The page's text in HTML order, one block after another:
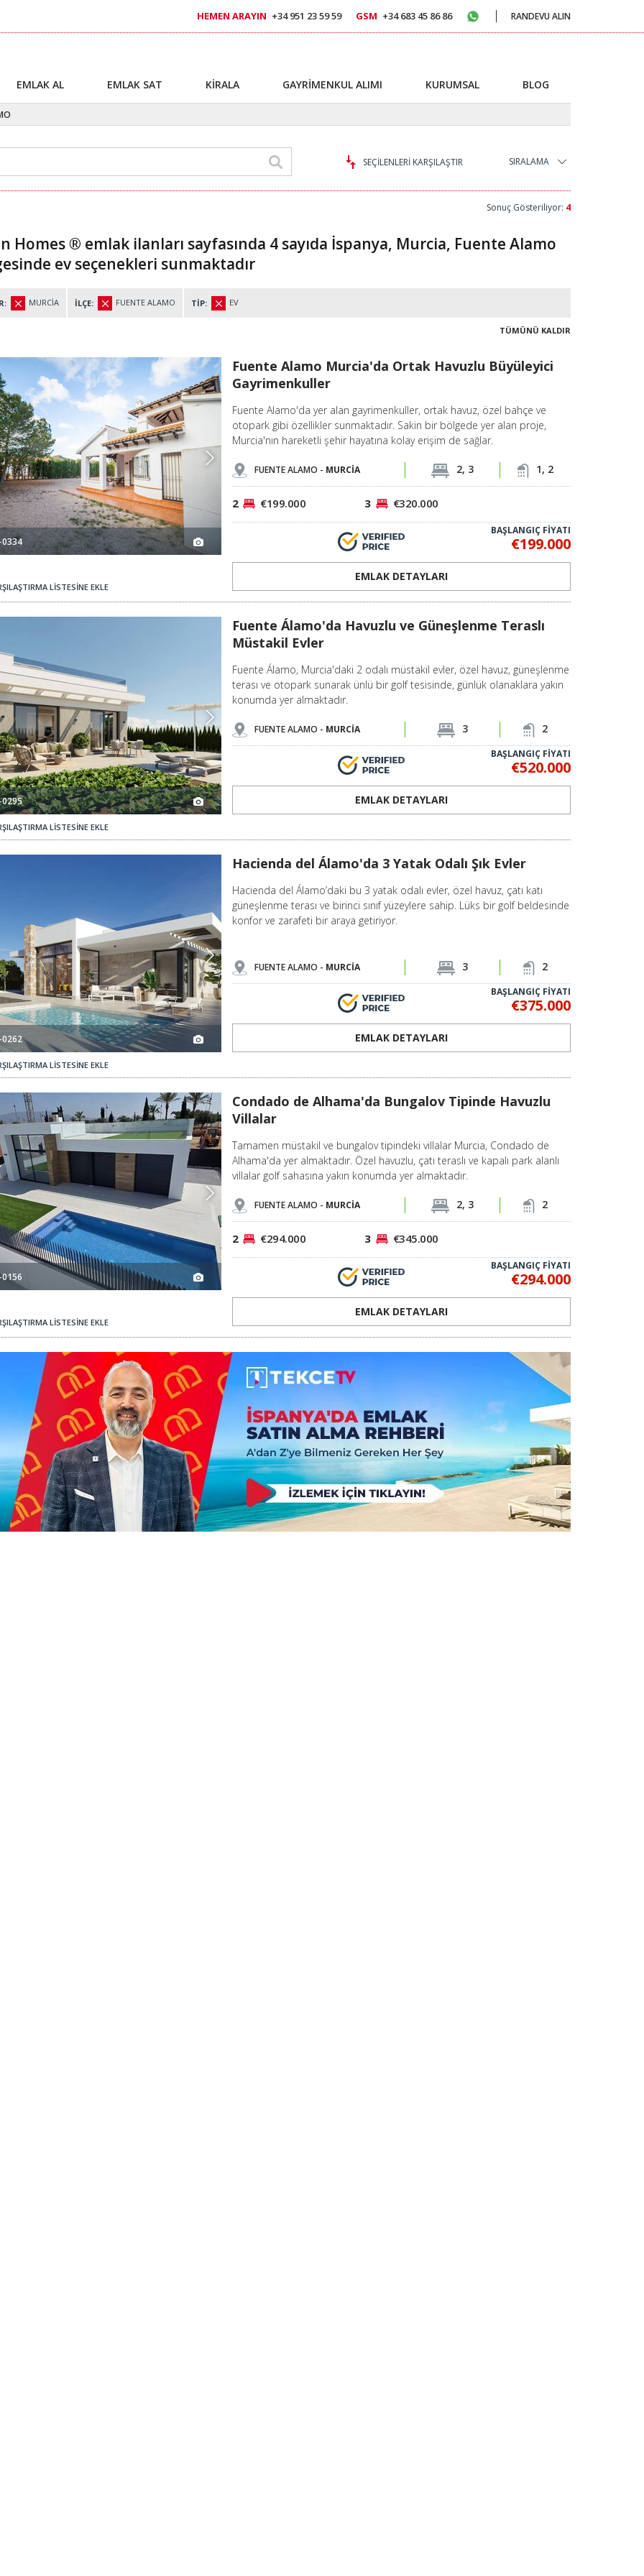
SEÇİLENLERİ KARŞILAŞTIR SIRALAMA
Sonuç Gösteriliyor: 4
Homes ® emlak ilanları sayfasında 4 sayıda İspanya, Murcia, Fuente Alamo
ev seçenekleri sunmaktadır
MURCİA İLÇE: FUENTE ALAMO TİP: EV
TÜMÜNÜ KALDIR
2
Fuente Alamo Murcia'da Ortak Havuzlu Büyüleyici Gayrimenkuller 3
0334
Fuente Alamo Murcia'da Ortak Havuzlu Büyüleyici
Gayrimenkuller
Fuente Alamo'da yer alan gayrimenkuller, ortak havuz, özel bahçe ve
otopark gibi özellikler sunmaktadır. Sakin bir bölgede yer alan proje,
Murcia'nın hareketli şehir hayatına kolay erişim de sağlar.
FUENTE ALAMO - MURCİA 2, 3 1, 2
2 €199.000 3 €320.000
BAŞLANGIÇ FİYATI
€199.000
EMLAK DETAYLARI
LİSTESİNE EKLE
2Fuente Álamo'da Havuzlu ve Güneşlenme Teraslı Müstakil Evler 3
0295
Fuente Álamo'da Havuzlu ve Güneşlenme Teraslı
Müstakil Evler
Fuente Álamo, Murcia'daki 2 odalı müstakil evler, özel havuz, güneşlenme
terası ve otopark sunarak ünlü bir golf tesisinde, günlük olanaklara yakın
konumda yer almaktadır.
FUENTE ALAMO - MURCİA 3 2
BAŞLANGIÇ FİYATI
€520.000
EMLAK DETAYLARI
LİSTESİNE EKLE
0262
Hacienda del Álamo'da 3 Yatak Odalı Şık Evler
Hacienda del Álamo’daki bu 3 yatak odalı evler, özel havuz, çatı katı
güneşlenme terası ve birinci sınıf yüzeylere sahip. Lüks bir golf beldesinde
konfor ve zarafeti bir araya getiriyor.
FUENTE ALAMO - MURCİA 3 2
BAŞLANGIÇ FİYATI
€375.000
EMLAK DETAYLARI
LİSTESİNE EKLE
Condado De Alhama'da Bungalov Tipinde Havuzlu Villalar 3
0156
Condado de Alhama'da Bungalov Tipinde Havuzlu
Villalar
Tamamen müstakil ve bungalov tipindeki villalar Murcia, Condado de
Alhama'da yer almaktadır. Özel havuzlu, çatı teraslı ve kapalı park alanlı
villalar golf sahasına yakın konumda yer almaktadır.
FUENTE ALAMO - MURCİA 2, 3 2
2 €294.000 3 €345.000
BAŞLANGIÇ FİYATI
€294.000
EMLAK DETAYLARI
LİSTESİNE EKLE
HEMEN ARAYIN +34 951 23 59 59 GSM +34 683 45 86 86 RANDEVU ALIN
EMLAK AL EMLAK SAT KİRALA GAYRİMENKUL ALIMI KURUMSAL BLOG